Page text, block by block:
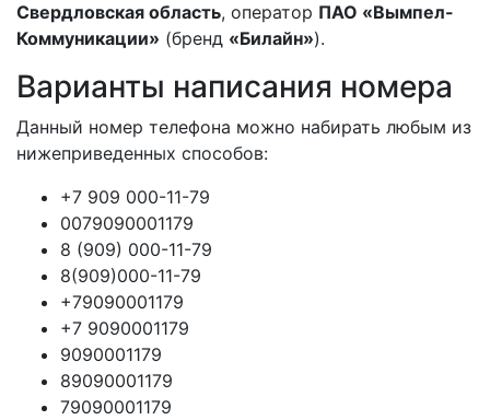
Свердловская область, оператор ПАО «Вымпел-
Коммуникации» (бренд «Билайн»).
Варианты написания номера
Данный номер телефона можно набирать любым из
нижеприведенных способов:
+7 909 000-11-79
0079090001179
8 (909) 000-11-79
8(909)000-11-79
+79090001179
+7 9090001179
9090001179
89090001179
79090001179